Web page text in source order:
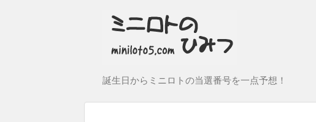
誕生日からミニロトの当選番号を一点予想！